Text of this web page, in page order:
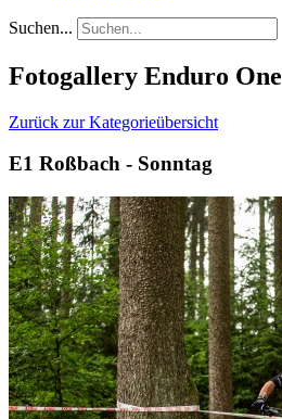
Suchen...
Fotogallery Enduro One
Zurück zur Kategorieübersicht
E1 Roßbach - Sonntag